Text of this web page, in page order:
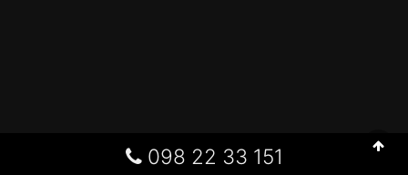
098 22 33 151